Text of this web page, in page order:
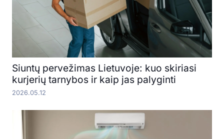
Siuntų pervežimas Lietuvoje: kuo skiriasi
kurjerių tarnybos ir kaip jas palyginti
2026.05.12